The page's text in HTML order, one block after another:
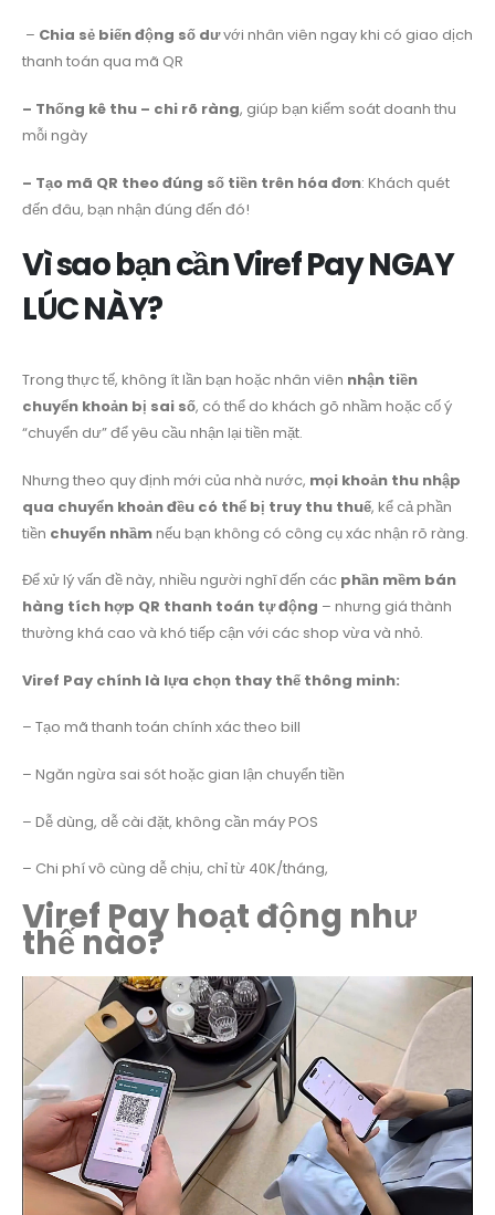
– Chia sẻ biến động số dưvới nhân viên ngay khi có giao dịch
thanh toán qua mã QR
– Thống kê thu – chi rõ ràng, giúp bạn kiểm soát doanh thu
mỗi ngày
– Tạo mã QR theo đúng số tiền trên hóa đơn: Khách quét
đến đâu, bạn nhận đúng đến đó!
Vì sao bạn cần Viref Pay NGAY
LÚC NÀY?
Trong thực tế, không ít lần bạn hoặc nhân viên nhận tiền
chuyển khoản bị sai số, có thể do khách gõ nhầm hoặc cố ý
“chuyển dư” để yêu cầu nhận lại tiền mặt.
Nhưng theo quy định mới của nhà nước, mọi khoản thu nhập
qua chuyển khoản đều có thể bị truy thu thuế, kể cả phần
tiền chuyển nhầmnếu bạn không có công cụ xác nhận rõ ràng.
Để xử lý vấn đề này, nhiều người nghĩ đến các phần mềm bán
hàng tích hợp QR thanh toán tự động – nhưng giá thành
thường khá cao và khó tiếp cận với các shop vừa và nhỏ.
Viref Pay chính là lựa chọn thay thế thông minh:
– Tạo mã thanh toán chính xác theo bill
– Ngăn ngừa sai sót hoặc gian lận chuyển tiền
– Dễ dùng, dễ cài đặt, không cần máy POS
– Chi phí vô cùng dễ chịu, chỉ từ 40K/tháng,
Viref Pay hoạt động như
thế nào?